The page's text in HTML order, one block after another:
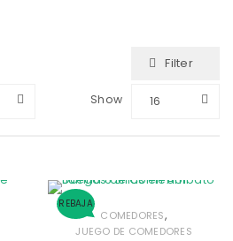
Filter
Show 16
REBAJA
COMEDORES,
JUEGO DE COMEDORES